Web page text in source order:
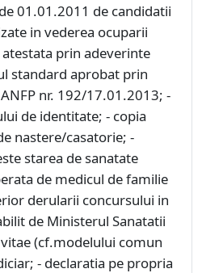
01.01.2011 de candidatii
in vederea ocuparii
prin adeverinte
standard aprobat prin
nr. 192/17.01.2013; -
de identitate; - copia
nastere/casatorie; -
starea de sanatate
de medicul de familie
derularii concursului in
de Ministerul Sanatatii
(cf.modelului comun
- declaratia pe propria